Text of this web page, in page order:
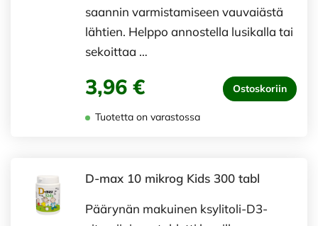
saannin varmistamiseen vauvaiästä
lähtien. Helppo annostella lusikalla tai
sekoittaa …
3,96 € Ostoskoriin
Tuotetta on varastossa
D-max 10 mikrog Kids 300 tabl
Päärynän makuinen ksylitoli-D3-